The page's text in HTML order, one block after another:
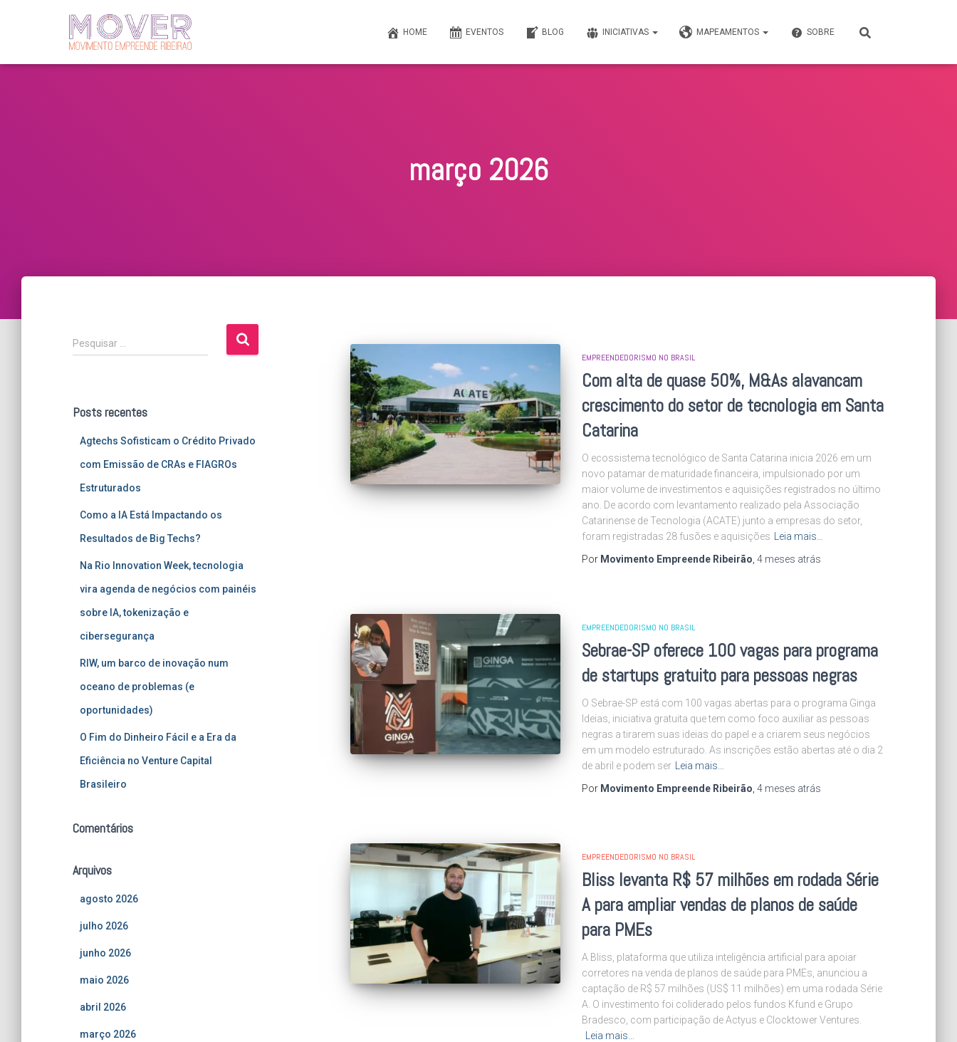
HOME EVENTOS BLOG INICIATIVAS MAPEAMENTOS SOBRE
março 2026
P
e
i
Pesquisar …
Posts recentes
Agtechs Sofisticam o Crédito Privado
com Emissão de CRAs e FIAGROs
Estruturados
Como a IA Está Impactando os
Resultados de Big Techs?
Na Rio Innovation Week, tecnologia
vira agenda de negócios com painéis
sobre IA, tokenização e
cibersegurança
RIW, um barco de inovação num
oceano de problemas (e
oportunidades)
O Fim do Dinheiro Fácil e a Era da
Eficiência no Venture Capital
Brasileiro
Comentários
Arquivos
agosto 2026
julho 2026
junho 2026
maio 2026
abril 2026
março 2026
EMPREENDEDORISMO NO BRASIL
Com alta de quase 50%, M&As alavancam
crescimento do setor de tecnologia em Santa
Catarina
O ecossistema tecnológico de Santa Catarina inicia 2026 em um
novo patamar de maturidade financeira, impulsionado por um
maior volume de investimentos e aquisições registrados no último
ano. De acordo com levantamento realizado pela Associação
Catarinense de Tecnologia (ACATE) junto a empresas do setor,
foram registradas 28 fusões e aquisições
Leia mais…
Por Movimento Empreende Ribeirão 4 meses atrás
EMPREENDEDORISMO NO BRASIL
Sebrae-SP oferece 100 vagas para programa
de startups gratuito para pessoas negras
O Sebrae-SP está com 100 vagas abertas para o programa Ginga
Ideias, iniciativa gratuita que tem como foco auxiliar as pessoas
negras a tirarem suas ideias do papel e a criarem seus negócios
em um modelo estruturado. As inscrições estão abertas até o dia 2
de abril e podem ser
Leia mais…
Por Movimento Empreende Ribeirão 4 meses atrás
EMPREENDEDORISMO NO BRASIL
Bliss levanta R$ 57 milhões em rodada Série
A para ampliar vendas de planos de saúde
para PMEs
A Bliss, plataforma que utiliza inteligência artificial para apoiar
corretores na venda de planos de saúde para PMEs, anunciou a
captação de R$ 57 milhões (US$ 11 milhões) em uma rodada Série
A. O investimento foi coliderado pelos fundos Kfund e Grupo
Bradesco, com participação de Actyus e Clocktower Ventures.
Leia mais…